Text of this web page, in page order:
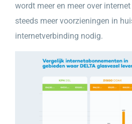
wordt meer en meer over
steeds meer voorzieningen in
internetverbinding nodig.